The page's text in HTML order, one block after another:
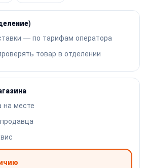
— по тарифам оператора
товар в отделении
на месте